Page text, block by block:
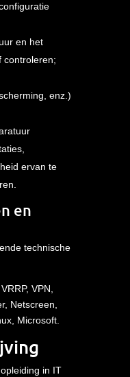
en het
controleren;
enz.)
ervan te
en
technische
VPN,
Netscreen,
Microsoft.
in IT